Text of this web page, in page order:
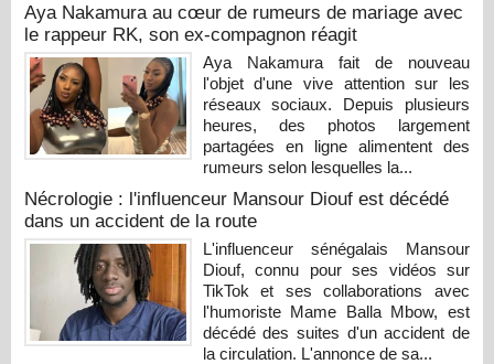
Aya Nakamura au cœur de rumeurs de mariage avec
le rappeur RK, son ex-compagnon réagit
Aya Nakamura fait de nouveau
l'objet d'une vive attention sur les
réseaux sociaux. Depuis plusieurs
heures, des photos largement
partagées en ligne alimentent des
rumeurs selon lesquelles la...
Nécrologie : l'influenceur Mansour Diouf est décédé
dans un accident de la route
L'influenceur sénégalais Mansour
Diouf, connu pour ses vidéos sur
TikTok et ses collaborations avec
l'humoriste Mame Balla Mbow, est
décédé des suites d'un accident de
la circulation. L'annonce de sa...